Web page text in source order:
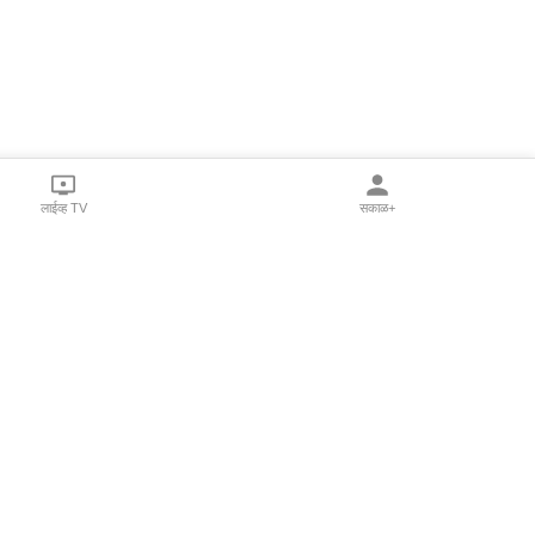
लाईव्ह TV सकाळ+